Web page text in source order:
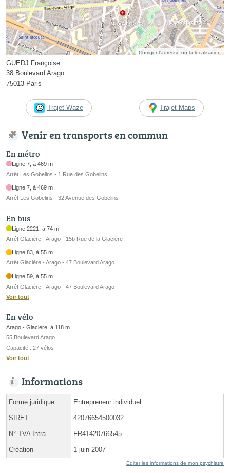
Corriger l’adresse ou la localisation
GUEDJ Françoise
38 Boulevard Arago
75013 Paris
Trajet Waze Trajet Maps
Venir en transports en commun
En métro
Ligne 7, à 469 m
Arrêt Les Gobelins - 1 Rue des Gobelins
Ligne 7, à 469 m
Arrêt Les Gobelins - 32 Avenue des Gobelins
En bus
Ligne 2221, à 74 m
Arrêt Glacière - Arago - 15b Rue de la Glacière
Ligne 83, à 55 m
Arrêt Glacière - Arago - 47 Boulevard Arago
Ligne 59, à 55 m
Arrêt Glacière - Arago - 47 Boulevard Arago
Voir tout
En vélo
Arago - Glacière, à 118 m
55 Boulevard Arago
Capacité : 27 vélos
Voir tout
Informations
Forme juridique Entrepreneur individuel
SIRET 42076654500032
N° TVA Intra. FR41420766545
Création 1 juin 2007
Éditer les informations de mon psychiatre